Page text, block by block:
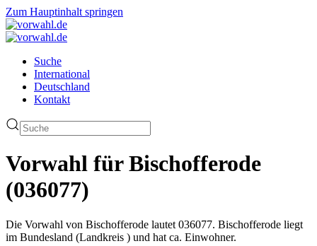
Zum Hauptinhalt springen
Suche
International
Deutschland
Kontakt
Vorwahl für Bischofferode
(036077)
Die Vorwahl von Bischofferode lautet 036077. Bischofferode liegt
im Bundesland (Landkreis ) und hat ca. Einwohner.